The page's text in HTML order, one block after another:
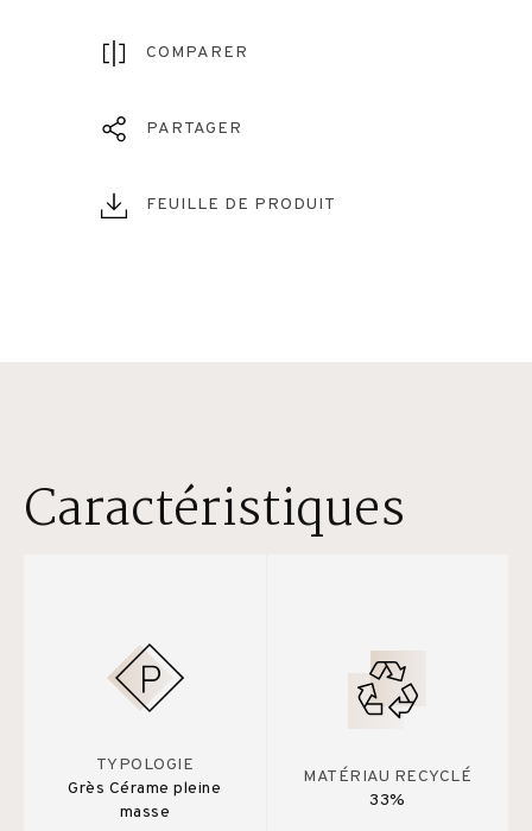
COMPARER
PARTAGER
FEUILLE DE PRODUIT
Caractéristiques
TYPOLOGIE
Grès Cérame pleine
masse
MATÉRIAU RECYCLÉ
33%